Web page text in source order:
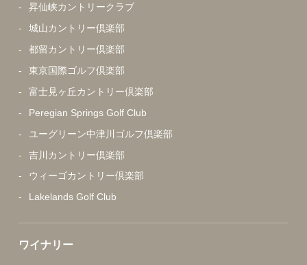
昇仙峡カントリークラブ
城山カントリー倶楽部
都留カントリー倶楽部
東京国際ゴルフ倶楽部
富士見ヶ丘カントリー倶楽部
Peregian Springs Golf Club
ユーグリーン中津川ゴルフ倶楽部
吉川カントリー倶楽部
ウィーゴカントリー倶楽部
Lakelands Golf Club
ワイナリー